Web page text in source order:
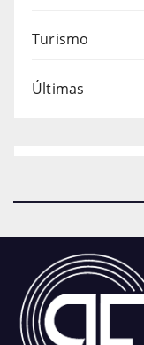
Turismo
Últimas